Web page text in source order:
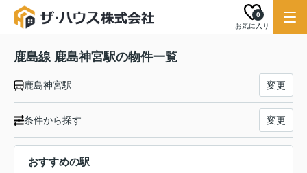
お気に入り
0
鹿島線 鹿島神宮駅の物件一覧
鹿島神宮駅 変更
条件から探す 変更
おすすめの駅